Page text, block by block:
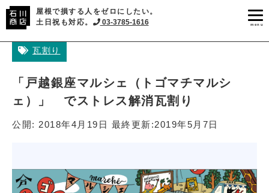
屋根で損する人をゼロにしたい。
土日祝も対応。
03-3785-1616 menu
瓦割り
「戸越銀座マルシェ（トゴマチマルシ
ェ）」 でストレス解消瓦割り
公開: 2018年4月19日 最終更新:2019年5月7日